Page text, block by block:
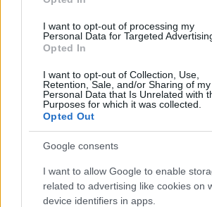
I want to opt-out of processing my
Personal Data for Targeted
Opted In
I want to opt-out of Collection, Use,
Retention, Sale, and/or Sharing of my
Personal Data that Is Unrelated with
Purposes for which it was collected.
Opted Out
Google consents
I want to allow Google to enable
related to advertising like cookies on
device identifiers in apps.
Mario Malu